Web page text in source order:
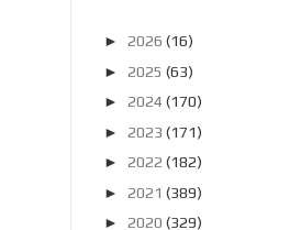
► 2026 (16)
► 2025 (63)
► 2024 (170)
► 2023 (171)
► 2022 (182)
► 2021 (389)
► 2020 (329)